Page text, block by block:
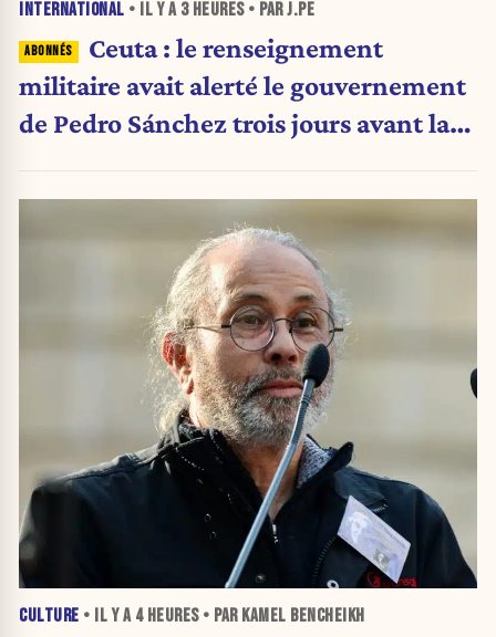
INTERNATIONAL • IL Y A 3 HEURES• PAR J.PE
Ceuta : le renseignement
militaire avait alerté le gouvernement
de Pedro Sánchez trois jours avant la
CULTURE • IL Y A 4 HEURES• PAR KAMEL BENCHEIKH